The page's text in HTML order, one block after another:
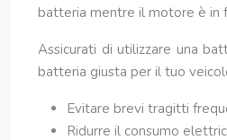
batteria mentre il motore è in
Assicurati di utilizzare una
batteria giusta per il tuo
Evitare brevi tragitti
Ridurre il consumo